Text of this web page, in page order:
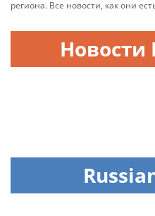
региона. Все новости, как они
Новости